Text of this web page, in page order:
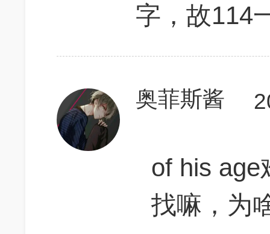
字，故114
奥菲斯酱
of his age
找嘛，为